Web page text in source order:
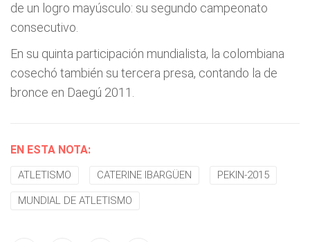
de un logro mayúsculo: su segundo campeonato
consecutivo.
En su quinta participación mundialista, la colombiana
cosechó también su tercera presa, contando la de
bronce en Daegú 2011.
EN ESTA NOTA:
ATLETISMO CATERINE IBARGÜEN PEKIN-2015
MUNDIAL DE ATLETISMO